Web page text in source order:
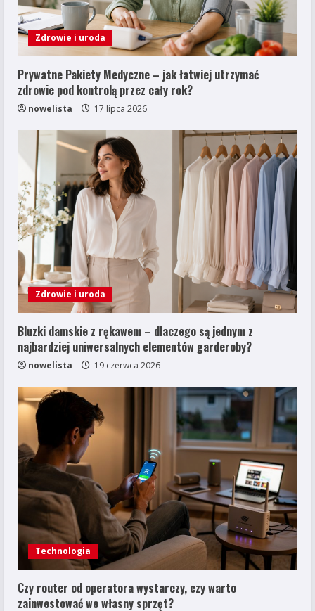
Zdrowie i uroda
Prywatne Pakiety Medyczne – jak łatwiej utrzymać
zdrowie pod kontrolą przez cały rok?
nowelista 17 lipca 2026
Zdrowie i uroda
Bluzki damskie z rękawem – dlaczego są jednym z
najbardziej uniwersalnych elementów garderoby?
nowelista 19 czerwca 2026
Technologia
Czy router od operatora wystarczy, czy warto
zainwestować we własny sprzęt?